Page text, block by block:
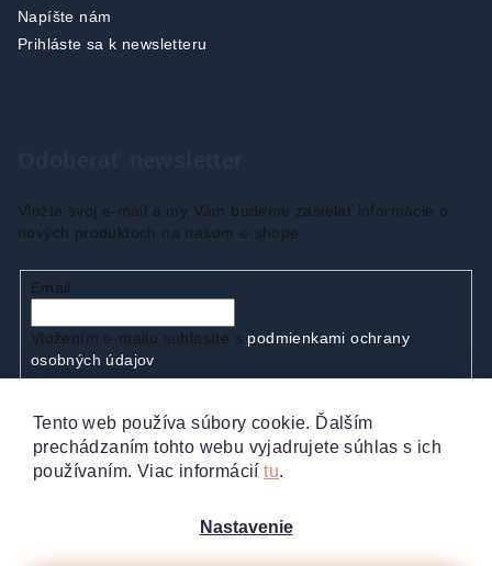
Tento web používa súbory cookie. Ďalším
prechádzaním tohto webu vyjadrujete súhlas s ich
používaním. Viac informáciítu.
Nastavenie
Napíšte nám
Prihláste sa k newsletteru
Vložte svoj e-mail a my Vám budeme zasielať informácie o
nových produktoch na našom e-shope.
Email
Vložením e-mailu súhlasíte s podmienkami ochrany
osobných údajov
Prihlásiť sa